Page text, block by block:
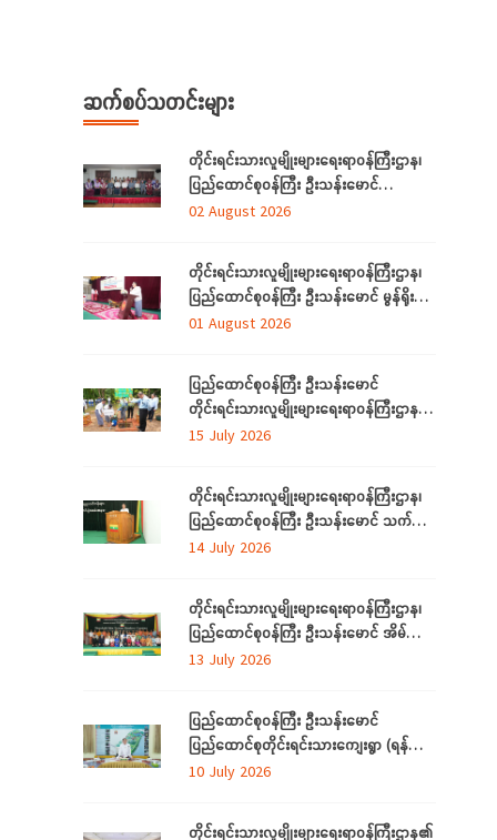
ဆက်စပ်သတင်းများ
တိုင်းရင်းသားလူမျိုးများရေးရာဝန်ကြီးဌာန၊
ပြည်ထောင်စုဝန်ကြီး ဦးသန်းမောင်
ရန်ကုန်တိုင်းဒေသကြီးအတွင်းရှိ
နှင့် တွေ့ဆုံ
02 August 2026
တိုင်းရင်းသားလူမျိုးများရေးရာဝန်ကြီးဌာန၊
ပြည်ထောင်စုဝန်ကြီး ဦးသန်းမောင် မွန်ရိုးရာ
ဝတ်စုံချုပ်လုပ်နည်းသင်တန်းဆင်းပွဲ
01 August 2026
ပြည်ထောင်စုဝန်ကြီး ဦးသန်းမောင်
တိုင်းရင်းသားလူမျိုးများရေးရာဝန်ကြီးဌာန မိုး
ရာသီသစ်ပင်စိုက်ပျိုးပွဲ အခမ်းအနားတက်
15 July 2026
တိုင်းရင်းသားလူမျိုးများရေးရာဝန်ကြီးဌာန၊
ပြည်ထောင်စုဝန်ကြီး ဦးသန်းမောင် သက်မွေး
ပညာသင်တန်းများ သင်တန်းဆင်းပွဲ
14 July 2026
တိုင်းရင်းသားလူမျိုးများရေးရာဝန်ကြီးဌာန၊
ပြည်ထောင်စုဝန်ကြီး ဦးသန်းမောင် အိမ်သုံး
ဆိုလာများ လွှဲပြောင်းထောက်ပံ့ပေးခြင်း
13 July 2026
ပြည်ထောင်စုဝန်ကြီး ဦးသန်းမောင်
ပြည်ထောင်စုတိုင်းရင်းသားကျေးရွာ (ရန်ကုန်)
အဆင့်မြှင့်တင်လုပ်ငန်းဆောင်ရွက်မှုများအား
10 July 2026
တိုင်းရင်းသားလူမျိုးများရေးရာဝန်ကြီးဌာန၏